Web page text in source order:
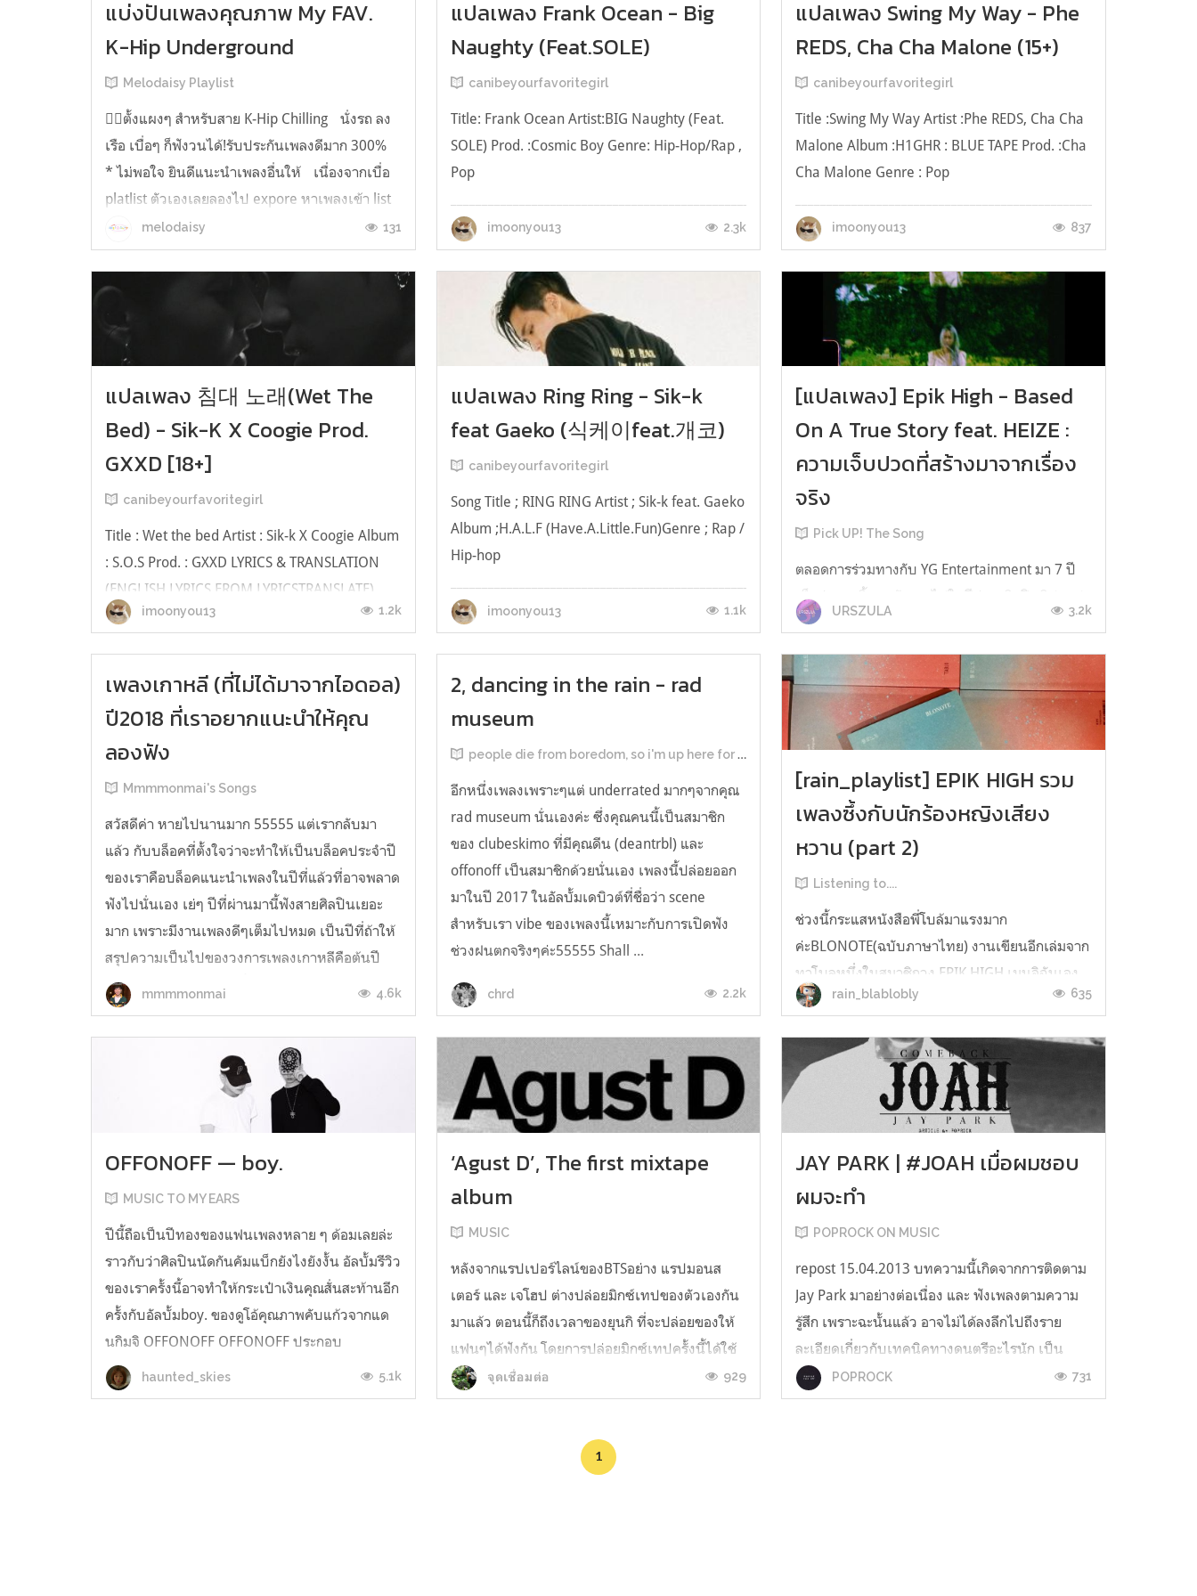
แบ่งปันเพลงคุณภาพ My FAV.
K-Hip Underground
Melodaisy Playlist
❤️‍🔥ตั้งแผงๆ สำหรับสาย K-Hip Chilling นั่งรถ ลง
เรือ เบื่อๆ ก็ฟังวนได้!รับประกันเพลงดีมาก 300%
* ไม่พอใจ ยินดีแนะนำเพลงอื่นให้ เนื่องจากเบื่อ
platlist ตัวเองเลยลองไป expore หาเพลงเข้า list
แล้วเราก็ไปเจอศิลปิน K- Hip นูกูมา เขายังไม่เป็น
ที่รู้จักมากนักในไทย เขาทำเพลงเองหมดทุกอย่าง
melodaisy 131
แปลเพลง Frank Ocean - Big
Naughty (Feat.SOLE)
canibeyourfavoritegirl
Title: Frank Ocean Artist:BIG Naughty (Feat.
SOLE) Prod. :Cosmic Boy Genre: Hip-Hop/Rap ,
Pop
& TRANSLATION (ENGLISH LYRICS FROM
MYKPOP) You’re a lot for me girl I think you
were so wo...
imoonyou13 2.3k
แปลเพลง Swing My Way - Phe
REDS, Cha Cha Malone (15+)
canibeyourfavoritegirl
Title :Swing My Way Artist :Phe REDS, Cha Cha
Malone Album :H1GHR : BLUE TAPE Prod. :Cha
Cha Malone Genre : Pop
Feel a little a rush every time we touch Hangin'
all day, but it's not enough I'ma...
imoonyou13 837
แปลเพลง 침대 노래(Wet The
Bed) - Sik-K X Coogie Prod.
GXXD [18+]
canibeyourfavoritegirl
Title : Wet the bed Artist : Sik-k X Coogie Album
: S.O.S Prod. : GXXD LYRICS & TRANSLATION
(ENGLISH LYRICS FROM LYRICSTRANSLATE)
Can I hit it like deeper deeperTake it off slowly
skyWe gon’ hit the doggy Let’s find the criminal
Who ruined the be...
imoonyou13 1.2k
แปลเพลง Ring Ring - Sik-k
feat Gaeko (식케이feat.개코)
canibeyourfavoritegirl
Song Title ; RING RING Artist ; Sik-k feat. Gaeko
Album ;H.A.L.F (Have.A.Little.Fun)Genre ; Rap /
Hip-hop
_____________________________________________________________________________________________________
(Woogie on and on) May I hit you upIn late
night, yeah, yeah 만약에 네 생각이 난다면전화
imoonyou13 1.1k
[แปลเพลง] Epik High - Based
On A True Story feat. HEIZE :
ความเจ็บปวดที่สร้างมาจากเรื่อง
จริง
Pick UP! The Song
ตลอดการร่วมทางกับ YG Entertainment มา 7 ปี
เต็มก่อนจะสิ้นสุดสัญญาไปในปีก่อน ศิลปินฮิปฮอป
ปรีโอ้อย่าง Epik High ก็ได้ส่งอัลบั้ม Epik High Is
Here 上 ออกมาให้ได้ฟังกัน อัลบั้มนี้จึงเป็นอัลบั้ม
แรกหลังจากพวกเขาแยกทางกับต้นสังกัดเดิม และ
โชว์เส้นทางใหม่ที่พวกเขาจะทำให้มันแตกต่างออก
ไป โดยอัลบั้มนี้ยังคงความนุ...
URSZULA 3.2k
เพลงเกาหลี (ที่ไม่ได้มาจากไอดอล)
ปี2018 ที่เราอยากแนะนำให้คุณ
ลองฟัง
Mmmmonmai's Songs
สวัสดีค่า หายไปนานมาก 55555 แต่เรากลับมา
แล้ว กับบล็อคที่ตั้งใจว่าจะทำให้เป็นบล็อคประจำปี
ของเราคือบล็อคแนะนำเพลงในปีที่แล้วที่อาจพลาด
ฟังไปนั่นเอง เย่ๆ ปีที่ผ่านมานี้ฟังสายศิลปินเยอะ
มาก เพราะมีงานเพลงดีๆเต็มไปหมด เป็นปีที่ถ้าให้
สรุปความเป็นไปของวงการเพลงเกาหลีคือต้นปี
เงียบเชียบ กลางปีเริ่มครื้นเครงละ...
mmmmonmai 4.6k
2, dancing in the rain - rad
museum
people die from boredom, so i'm up here for my fave songs
อีกหนึ่งเพลงเพราะๆแต่ underrated มากๆจากคุณ
rad museum นั่นเองค่ะ ซึ่งคุณคนนี้เป็นสมาชิก
ของ clubeskimo ที่มีคุณดีน (deantrbl) และ
offonoff เป็นสมาชิกด้วยนั่นเอง เพลงนี้ปล่อยออก
มาในปี 2017 ในอัลบั้มเดบิวต์ที่ชื่อว่า scene
สำหรับเรา vibe ของเพลงนี้เหมาะกับการเปิดฟัง
ช่วงฝนตกจริงๆค่ะ55555 Shall ...
chrd 2.2k
[rain_playlist] EPIK HIGH รวม
เพลงซึ้งกับนักร้องหญิงเสียง
หวาน (part 2)
Listening to....
ช่วงนี้กระแสหนังสือพี่โบล้มาแรงมาก
ค่ะBLONOTE(ฉบับภาษาไทย) งานเขียนอีกเล่มจาก
ทาโบลหนึ่งในสมาชิกวง EPIK HIGH เมนอิฉันเอง
ค่ะ ใจจดจ่อกับการรอหนังสือมากค่ะ ด้วยกระแส
หวานๆ ซึ้ง เศร้าที่แสนจะปลอบประโลมให้รู้สึก
อบอุ่นเหมือนถูกโอบกอดด้วยเสียงดนตรีและใน
ขณะเดียวกัน ก็ป...
rain_blablobly 635
OFFONOFF — boy.
MUSIC TO MY EARS
ปีนี้ถือเป็นปีทองของแฟนเพลงหลาย ๆ ด้อมเลยล่ะ
ราวกับว่าศิลปินนัดกันคัมแบ็กยังไงยังงั้น อัลบั้มรีวิว
ของเราครั้งนี้อาจทำให้กระเป๋าเงินคุณสั่นสะท้านอีก
ครั้งกับอัลบั้มboy. ของดูโอ้คุณภาพคับแก้วจากแด
นกิมจิ OFFONOFF OFFONOFF ประกอบ
ด้วยColde หรือฮีซู (ร้องนำ/แต่งเพลง) และ
0channel หรือจีโฮ (โปรดิวเซอร์) เ...
haunted_skies 5.1k
‘Agust D’, The first mixtape
album
MUSIC
หลังจากแรปเปอร์ไลน์ของBTSอย่าง แรปมอนส
เตอร์ และ เจโฮป ต่างปล่อยมิกซ์เทปของตัวเองกัน
มาแล้ว ตอนนี้ก็ถึงเวลาของยุนกิ ที่จะปล่อยของให้
แฟนๆได้ฟังกัน โดยการปล่อยมิกซ์เทปครั้งนี้ได้ใช้
ชื่อ สเตจเนมว่า Agust D ซึ่งใช้ชื่อเดียวกับชื่อมิกซ์
เทปที่เพิ่งปล่อยออกมา ตัวเราเองก็รอคอยกับมิกซ์
จุดเชื่อมต่อ 929
JAY PARK | #JOAH เมื่อผมชอบ
ผมจะทำ
POPROCK ON MUSIC
repost 15.04.2013 บทความนี้เกิดจากการติดตาม
Jay Park มาอย่างต่อเนื่อง และ ฟังเพลงตามความ
รู้สึก เพราะฉะนั้นแล้ว อาจไม่ได้ลงลึกไปถึงราย
ละเอียดเกี่ยวกับเทคนิคทางดนตรีอะไรนัก เป็น
"การแสดงความเห็นส่วนตัว" หากทำให้เกิดความ
ไม่พอใจ ขออภัยมา ณ ทีนี้ … ไม่รู้ว่าถือเป็นความ
POPROCK 731
1